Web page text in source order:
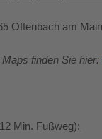
Offenbach am Main
finden Sie hier:
Min. Fußweg):